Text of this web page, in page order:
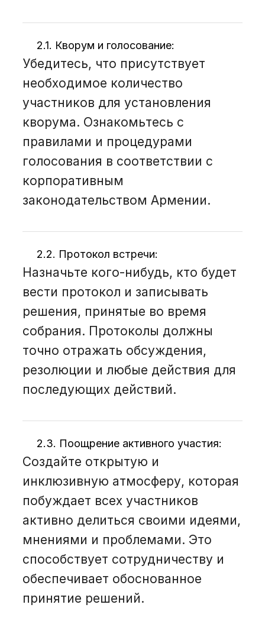
2.1. Кворум и голосование:
Убедитесь, что присутствует
необходимое количество
участников для установления
кворума. Ознакомьтесь с
правилами и процедурами
голосования в соответствии с
корпоративным
законодательством Армении.
2.2. Протокол встречи:
Назначьте кого-нибудь, кто будет
вести протокол и записывать
решения, принятые во время
собрания. Протоколы должны
точно отражать обсуждения,
резолюции и любые действия для
последующих действий.
2.3. Поощрение активного участия:
Создайте открытую и
инклюзивную атмосферу, которая
побуждает всех участников
активно делиться своими идеями,
мнениями и проблемами. Это
способствует сотрудничеству и
обеспечивает обоснованное
принятие решений.